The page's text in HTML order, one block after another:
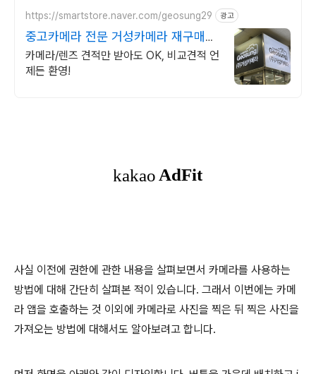
https://smartstore.naver.com/geosung29 광고
중고카메라 전문 거성카메라 재구매율
높은 매장!
카메라/렌즈 견적만 받아도 OK, 비교견적 언
제든 환영!
사실 이전에 권한에 관한 내용을 살펴보면서 카메라를 사용하는
방법에 대해 간단히 살펴본 적이 있습니다. 그래서 이번에는 카메
라 앱을 호출하는 것 이외에 카메라로 사진을 찍은 뒤 찍은 사진을
가져오는 방법에 대해서도 알아보려고 합니다.